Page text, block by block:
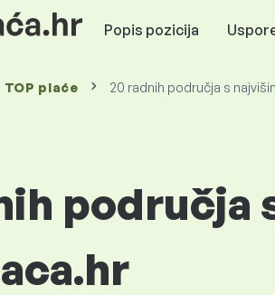
Popis pozicija
TOP plaće 20 radnih područja s
područja